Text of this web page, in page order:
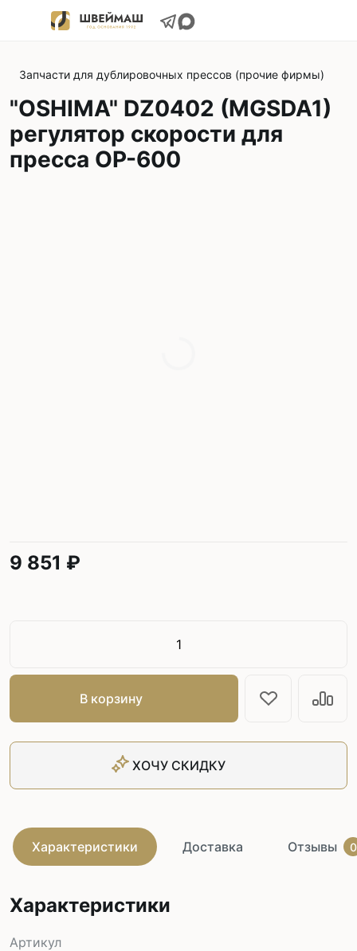
Запчасти для дублировочных прессов (прочие фирмы)
"OSHIMA" DZ0402 (MGSDA1)
регулятор скорости для
пресса ОР-600
9 851 ₽
В корзину
ХОЧУ СКИДКУ
Характеристики Доставка Отзывы 0
Характеристики
Артикул